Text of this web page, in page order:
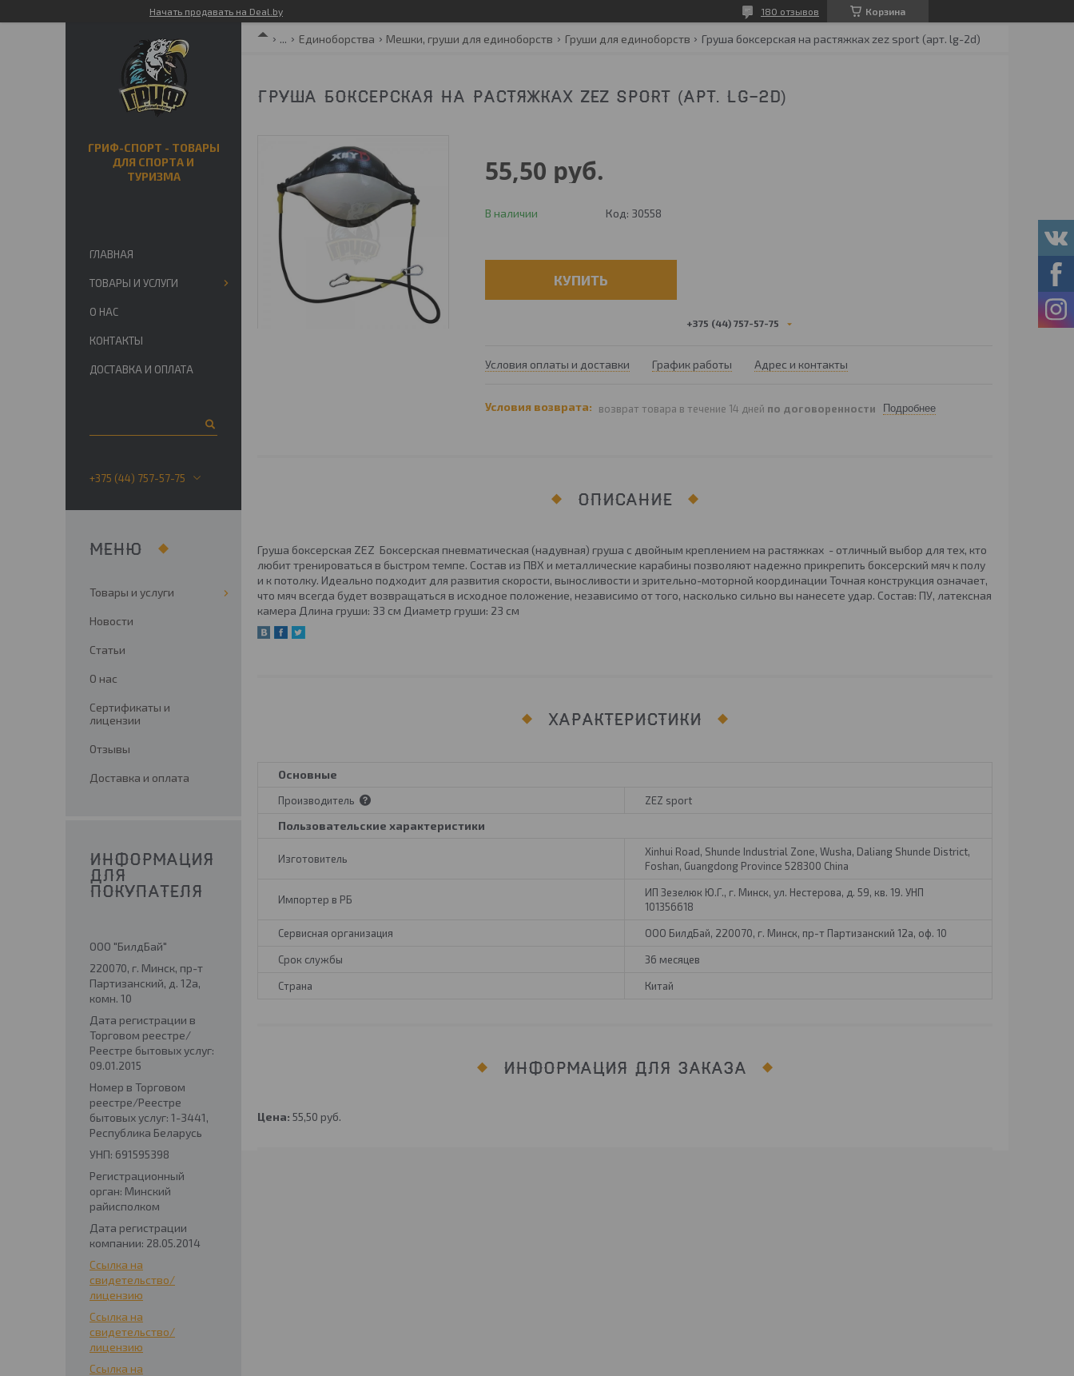
Начать продавать на Deal.by Корзина
180 отзывов
... Единоборства Мешки, груши для единоборств Груши для единоборств Груша боксерская на растяжках zez sport (арт. lg-2d)
ГРУША БОКСЕРСКАЯ НА РАСТЯЖКАХ ZEZ SPORT (АРТ. LG-2D)
55,50 руб.
В наличии Код: 30558
КУПИТЬ
+375 (44) 757-57-75
Условия оплаты и доставки График работы Адрес и контакты
возврат товара в течение 14 дней по договоренности Подробнее
ОПИСАНИЕ
Груша боксерская ZEZ Боксерская пневматическая (надувная) груша с двойным креплением на растяжках - отличный выбор для тех, кто
любит тренироваться в быстром темпе. Состав из ПВХ и металлические карабины позволяют надежно прикрепить боксерский мяч к полу
и к потолку. Идеально подходит для развития скорости, выносливости и зрительно-моторной координации Точная конструкция означает,
что мяч всегда будет возвращаться в исходное положение, независимо от того, насколько сильно вы нанесете удар. Состав: ПУ, латексная
камера Длина груши: 33 см Диаметр груши: 23 см
ХАРАКТЕРИСТИКИ
Основные
Производитель ZEZ sport
Пользовательские характеристики
Изготовитель
Xinhui Road, Shunde Industrial Zone, Wusha, Daliang Shunde District,
Foshan, Guangdong Province 528300 China
Импортер в РБ
ИП Зезелюк Ю.Г., г. Минск, ул. Нестерова, д. 59, кв. 19. УНП
101356618
Сервисная организация ООО БилдБай, 220070, г. Минск, пр-т Партизанский 12а, оф. 10
Срок службы 36 месяцев
Страна Китай
ИНФОРМАЦИЯ ДЛЯ ЗАКАЗА
Цена: 55,50 руб.
ГРИФ-СПОРТ - ТОВАРЫ
ДЛЯ СПОРТА И
ТУРИЗМА
ГЛАВНАЯ
ТОВАРЫ И УСЛУГИ
О НАС
КОНТАКТЫ
ДОСТАВКА И ОПЛАТА
+375 (44) 757-57-75
Товары и услуги
Новости
Статьи
О нас
Сертификаты и
лицензии
Отзывы
Доставка и оплата
ИНФОРМАЦИЯ
ДЛЯ
ПОКУПАТЕЛЯ
ООО "БилдБай"
220070, г. Минск, пр-т
Партизанский, д. 12а,
комн. 10
Дата регистрации в
Торговом реестре/
Реестре бытовых услуг:
09.01.2015
Номер в Торговом
реестре/Реестре
бытовых услуг: 1-3441,
Республика Беларусь
УНП: 691595398
Регистрационный
орган: Минский
райисполком
Дата регистрации
компании: 28.05.2014
Ссылка на
свидетельство/
лицензию
Ссылка на
свидетельство/
лицензию
Ссылка на